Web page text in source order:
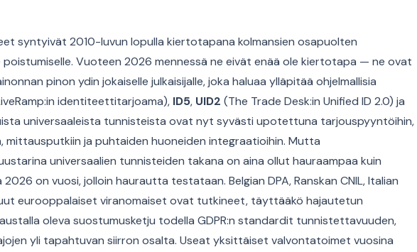
syntyivät 2010-luvun lopulla kiertotapana kolmansien osapuolten
Vuoteen 2026 mennessä ne eivät enää ole kiertotapa — ne ovat
pinon ydin jokaiselle julkaisijalle, joka haluaa ylläpitää ohjelmallisia
identiteettitarjoama), ID5, UID2 (The Trade Desk:in Unified ID 2.0) ja
universaaleista tunnisteista ovat nyt syvästi upotettuna tarjouspyyntöihin,
mittausputkiin ja puhtaiden huoneiden integraatioihin. Mutta
universaalien tunnisteiden takana on aina ollut hauraampaa kuin
on vuosi, jolloin haurautta testataan. Belgian DPA, Ranskan CNIL, Italian
eurooppalaiset viranomaiset ovat tutkineet, täyttääkö hajautetun
oleva suostumusketju todella GDPR:n standardit tunnistettavuuden,
yli tapahtuvan siirron osalta. Useat yksittäiset valvontatoimet vuosina